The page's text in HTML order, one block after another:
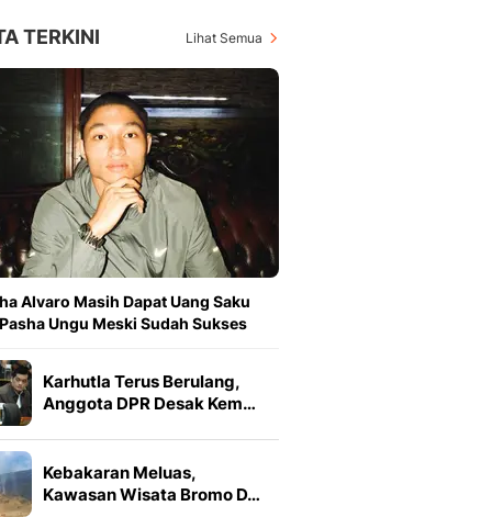
TERKINI Lihat Semua
Alvaro Masih Dapat Uang Saku
Ungu Meski Sudah Sukses
Karhutla Terus Berulang,
Anggota DPR Desak Kem…
Kebakaran Meluas,
Kawasan Wisata Bromo D…